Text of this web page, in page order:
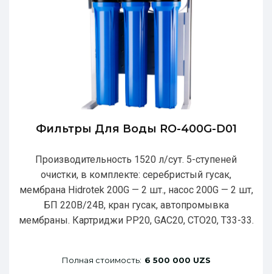
Фильтры Для Воды RO-400G-D01
Производительность 1520 л/сут. 5-ступеней
очистки, в комплекте: серебристый гусак,
мембрана Hidrotek 200G — 2 шт., насос 200G — 2 шт,
БП 220В/24В, кран гусак, автопромывка
мембраны. Картриджи РР20, GAC20, CTO20, T33-33.
Полная стоимость: 6 500 000 UZS